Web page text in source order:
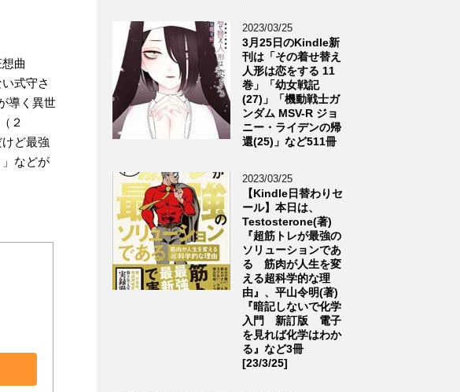
曲
式守さ
導く異世
２
ど最強
などが
2023/03/25
3月25日のKindle新
刊は「その着せ替え
人形は恋をする 11
巻」「幼女戦記
(27)」「機動戦士ガ
ンダム MSV-R ジョ
ニー・ライデンの帰
還(25)」など511冊
2023/03/25
【Kindle日替わりセ
ール】本日は、
Testosterone(著)
『超筋トレが最強の
ソリューションであ
る 筋肉が人生を変
える超科学的な理
由』、平山令明(著)
『暗記しないで化学
入門 新訂版 電子
を見れば化学はわか
る』など3冊
[23/3/25]